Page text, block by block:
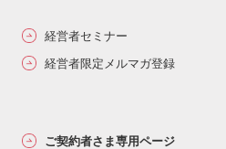
経営者セミナー
経営者限定メルマガ登録
ご契約者さま専用ページ